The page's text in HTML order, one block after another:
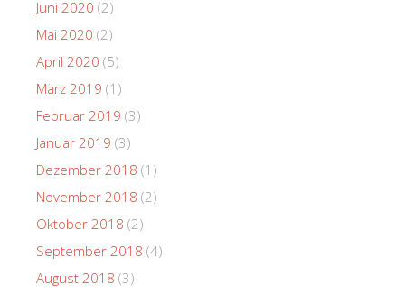
Juni 2020 (2)
Mai 2020 (2)
April 2020 (5)
März 2019 (1)
Februar 2019 (3)
Januar 2019 (3)
Dezember 2018 (1)
November 2018 (2)
Oktober 2018 (2)
September 2018 (4)
August 2018 (3)